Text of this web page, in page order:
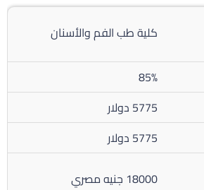
كلية طب الفم والأسنان
85%
5775 دولار
5775 دولار
18000 جنيه مصري